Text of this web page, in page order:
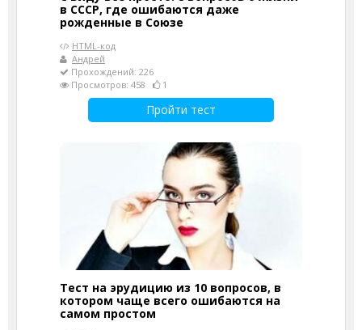
в СССР, где ошибаются даже
рожденные в Союзе
HTML-код
Андрей
Прохождений: 226
Просмотров: 458
1
Пройти тест
Тест на эрудицию из 10 вопросов, в
котором чаще всего ошибаются на
самом простом